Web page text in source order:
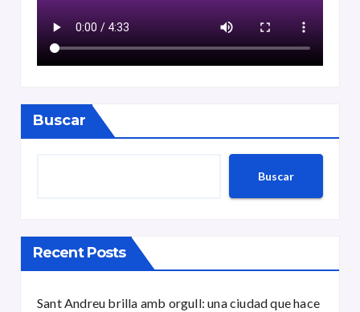
Buscar
Buscar
Recent Posts
Sant Andreu brilla amb orgull: una ciudad que hace